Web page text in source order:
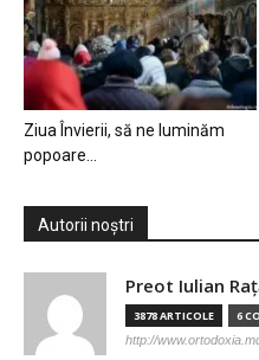
Ziua Învierii, să ne luminăm
popoare…
Autorii noștri
Preot Iulian
3878 ARTICOLE 6
http://